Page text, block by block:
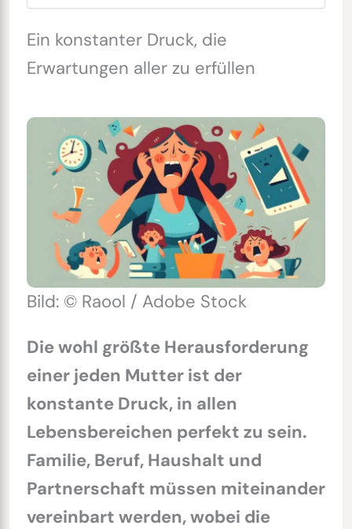
Ein konstanter Druck, die
Erwartungen aller zu erfüllen
Bild: © Raool / Adobe Stock
Die wohl größte Herausforderung
einer jeden Mutter ist der
konstante Druck, in allen
Lebensbereichen perfekt zu sein.
Familie, Beruf, Haushalt und
Partnerschaft müssen miteinander
vereinbart werden, wobei die